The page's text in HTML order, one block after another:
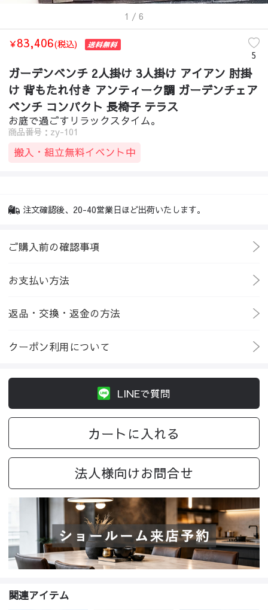
1 / 6
￥83,406(税込)
5
ガーデンベンチ 2人掛け 3人掛け アイアン 肘掛
け 背もたれ付き アンティーク調 ガーデンチェア
ベンチ コンパクト 長椅子 テラス
お庭で過ごすリラックスタイム。
商品番号：zy-101
搬入・組立無料イベント中
注文確認後、20-40営業日ほど出荷いたします。
ご購入前の確認事項
お支払い方法
返品・交換・返金の方法
クーポン利用について
LINEで質問
カートに入れる
法人様向けお問合せ
関連アイテム